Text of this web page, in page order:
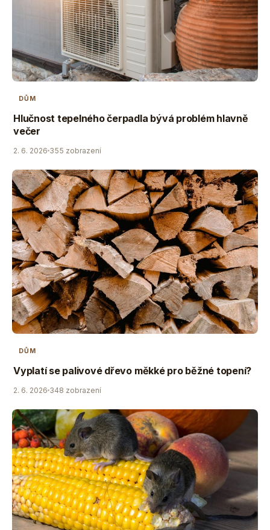
DŮM
Hlučnost tepelného čerpadla bývá problém hlavně
večer
2. 6. 2026 355 zobrazení
DŮM
Vyplatí se palivové dřevo měkké pro běžné topení?
2. 6. 2026 348 zobrazení